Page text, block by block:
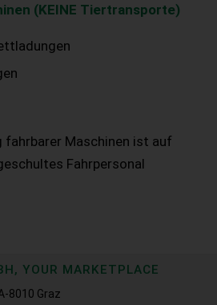
(KEINE Tiertransporte)
fahrbarer Maschinen ist auf
Fahrpersonal
YOUR MARKETPLACE
8010 Graz